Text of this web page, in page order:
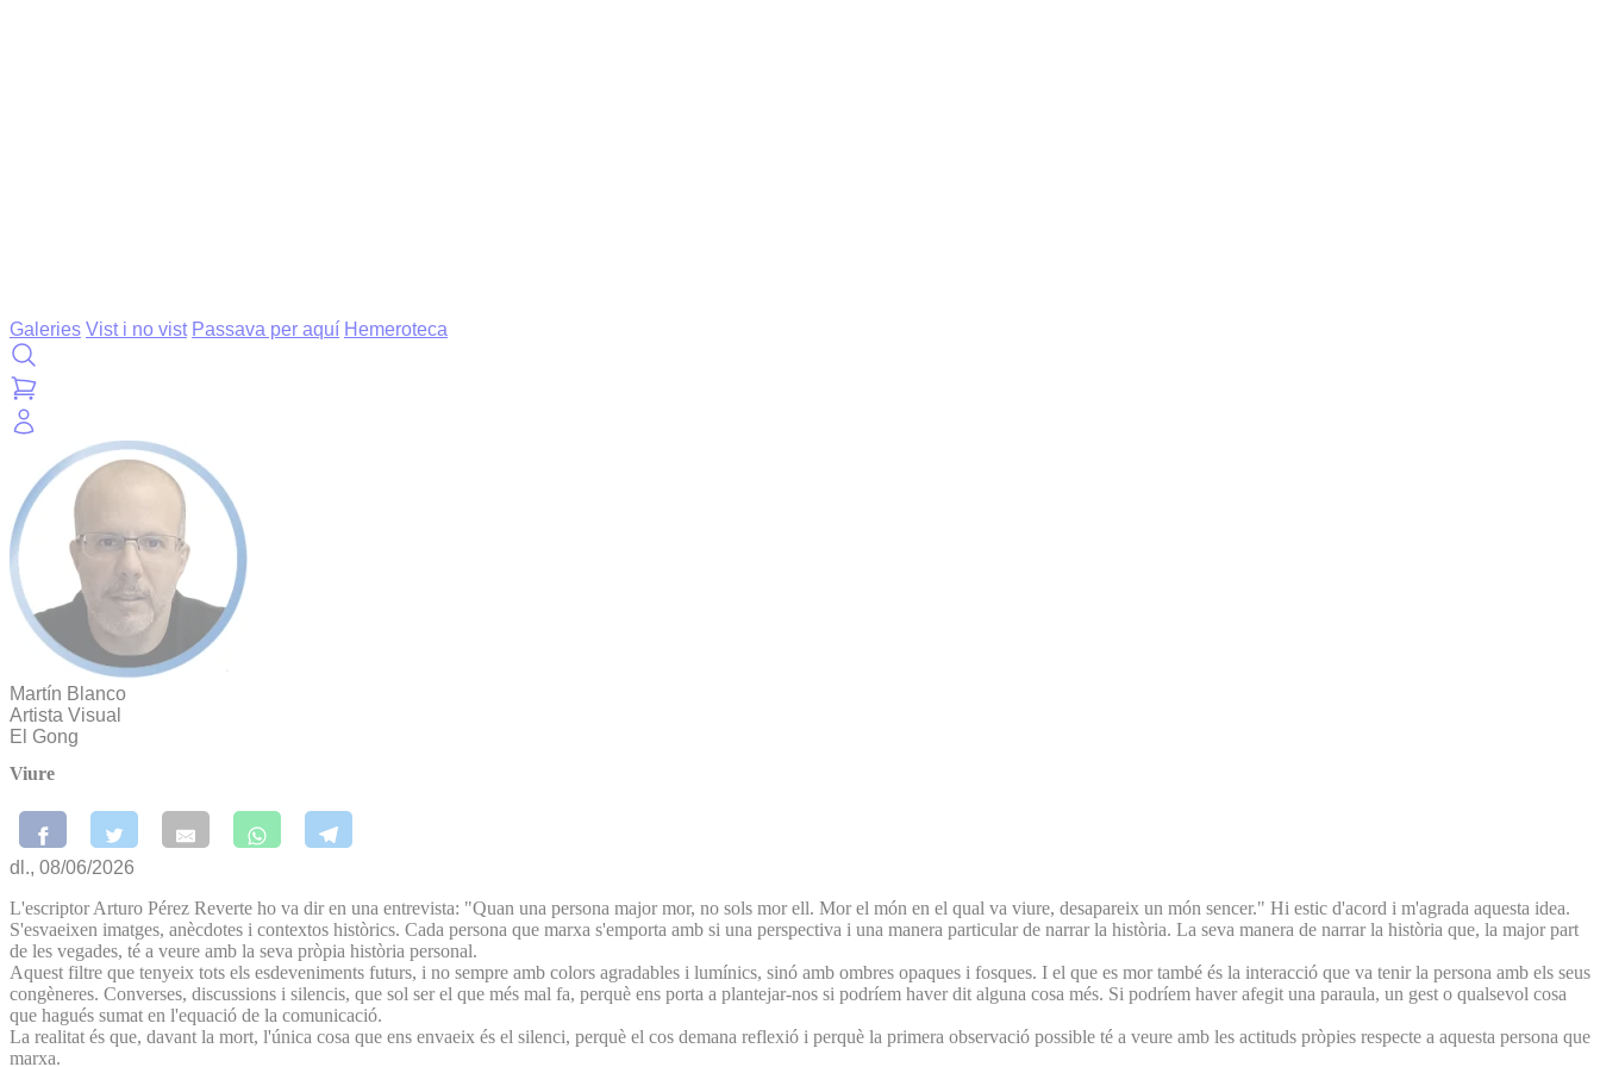
Galeries Vist i no vist Passava per aquí Hemeroteca
Martín Blanco
Artista Visual
El Gong
Viure
dl., 08/06/2026
L'escriptor Arturo Pérez Reverte ho va dir en una entrevista: "Quan una persona major mor, no sols mor ell. Mor el món en el qual va viure, desapareix un món sencer." Hi estic d'acord i m'agrada aquesta idea.
S'esvaeixen imatges, anècdotes i contextos històrics. Cada persona que marxa s'emporta amb si una perspectiva i una manera particular de narrar la història. La seva manera de narrar la història que, la major part
de les vegades, té a veure amb la seva pròpia història personal.
Aquest filtre que tenyeix tots els esdeveniments futurs, i no sempre amb colors agradables i lumínics, sinó amb ombres opaques i fosques. I el que es mor també és la interacció que va tenir la persona amb els seus
congèneres. Converses, discussions i silencis, que sol ser el que més mal fa, perquè ens porta a plantejar-nos si podríem haver dit alguna cosa més. Si podríem haver afegit una paraula, un gest o qualsevol cosa
que hagués sumat en l'equació de la comunicació.
La realitat és que, davant la mort, l'única cosa que ens envaeix és el silenci, perquè el cos demana reflexió i perquè la primera observació possible té a veure amb les actituds pròpies respecte a aquesta persona que
marxa.